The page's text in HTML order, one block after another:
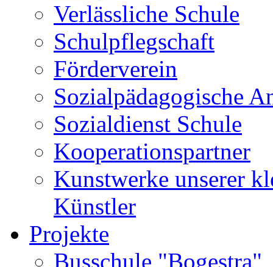
Verlässliche Schule
Schulpflegschaft
Förderverein
Sozialpädagogische
Sozialdienst Schule
Kooperationspartner
Kunstwerke unserer
Künstler
Projekte
Busschule "Bogestra"